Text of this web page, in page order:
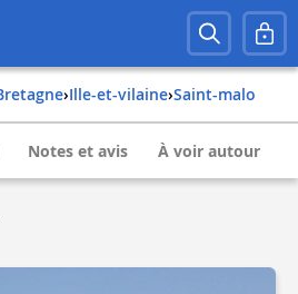
bretagne› ille-et-vilaine› saint-malo
Notes et avis À voir autour